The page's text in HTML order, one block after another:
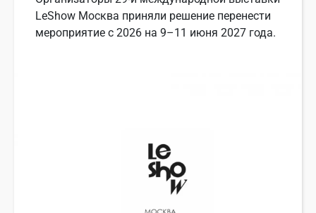
LeShow Москва приняли решение перенести
мероприятие с 2026 на 9–11 июня 2027 года.